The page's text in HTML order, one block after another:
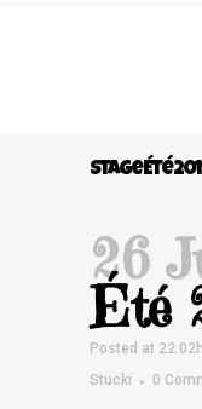
Stage Été
26
Été
Posted at 22:02h
Stucki
0